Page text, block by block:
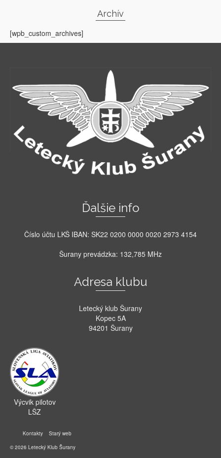
Archív
[wpb_custom_archives]
Ďalšie info
Číslo účtu LKŠ IBAN: SK22 0200 0000 0020 2973 4154
Šurany prevádzka: 132,785 MHz
Adresa klubu
Letecký klub Šurany
Kopec 5A
94201 Šurany
Výcvik pilotov
LŠZ
Kontakty
Starý web
© 2026 Letecký Klub Šurany